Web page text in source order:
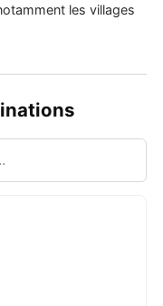
les villages